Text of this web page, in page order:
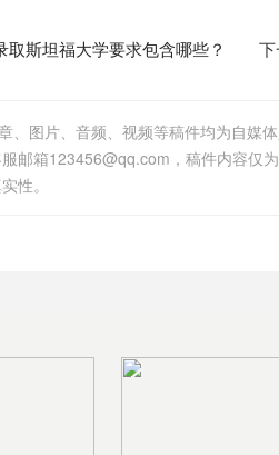
取斯坦福大学要求包含哪些？
、图片、音频、视频等稿件均为自媒
性。